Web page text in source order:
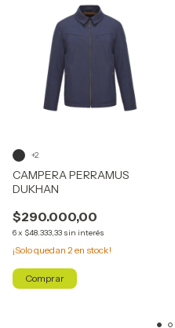
CAMPERA PERRAMUS
DUKHAN
$290.000,00
6x $48.333,33 sin interés
¡Solo quedan 2en stock!
+2
Comprar